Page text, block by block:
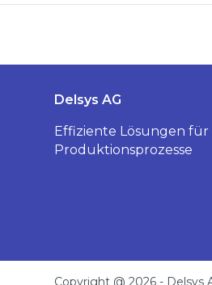
Delsys AG
Effiziente Lösungen für
Produktionsprozesse
Copyright @2026 - Delsys